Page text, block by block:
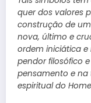
quer dos valores
construção de
nova, último e
ordem iniciática e
pendor filosófico
pensamento e na
espiritual do